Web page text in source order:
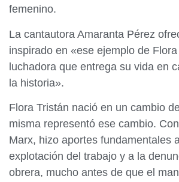
femenino.
La cantautora Amaranta Pérez
inspirado en «ese ejemplo de
luchadora que entrega su vida en
la historia».
Flora Tristán nació en un cambio
misma representó ese cambio.
Marx, hizo aportes fundamentales
explotación del trabajo y a la
obrera, mucho antes de que el